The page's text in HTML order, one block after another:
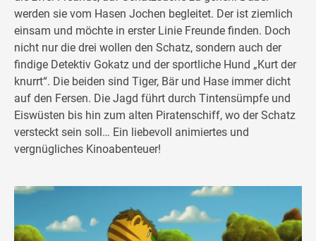
werden sie vom Hasen Jochen begleitet. Der ist ziemlich
einsam und möchte in erster Linie Freunde finden. Doch
nicht nur die drei wollen den Schatz, sondern auch der
findige Detektiv Gokatz und der sportliche Hund „Kurt der
knurrt“. Die beiden sind Tiger, Bär und Hase immer dicht
auf den Fersen. Die Jagd führt durch Tintensümpfe und
Eiswüsten bis hin zum alten Piratenschiff, wo der Schatz
versteckt sein soll… Ein liebevoll animiertes und
vergnügliches Kinoabenteuer!